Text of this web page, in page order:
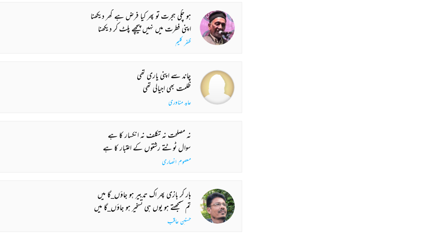
ہو چکی ہجرت تو پھر کیا فرض ہے گھر دیکھنا
اپنی فطرت میں نہیں پیچھے پلٹ کر دیکھنا
ظفر کلیم
چاند سے اپنی یاری تھی
ظلمت بھی اجیالی تھی
عابد مناوری
نہ مصلحت نہ تکلف نہ انکسار کا ہے
سوال ٹوٹتے رشتوں کے اعتبار کا ہے
معصوم انصاری
ہار کر بازی پھر اک تدبیر ہو جاؤں_گا میں
تم سمجھتے ہو یوں ہی تسخیر ہو جاؤں_گا میں
حسنین عاقب